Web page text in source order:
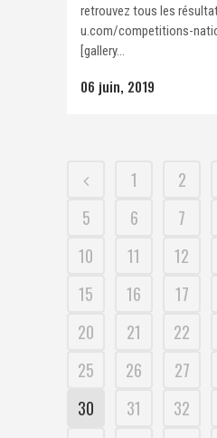
retrouvez tous les
u.com/competitions-
[gallery...
06 juin, 2019
1 2
5
6 7
10
11 12
15
16 17
20
21 22
25
26 27
30
31 32